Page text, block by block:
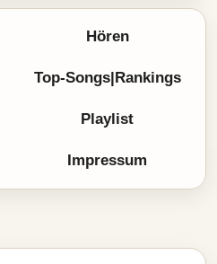
Hören
Top-Songs|Rankings
Playlist
Impressum